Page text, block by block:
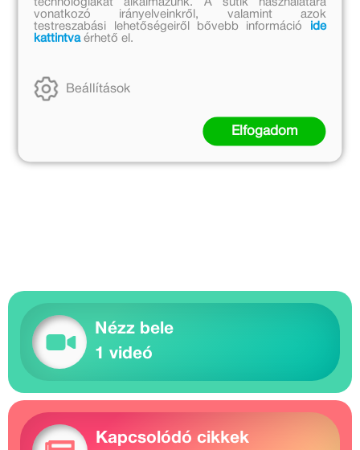
Nézz bele
1 videó
Kapcsolódó cikkek
vonatkozó irányelveinkről, valamint azok
testreszabási lehetőségeiről bővebb információ
ide
kattintvaérhető el.
Beállítások
Elfogadom